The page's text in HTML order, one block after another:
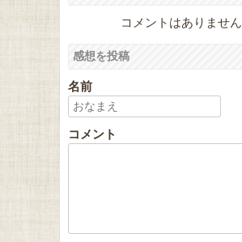
コメントはありません
感想を投稿
名前
コメント